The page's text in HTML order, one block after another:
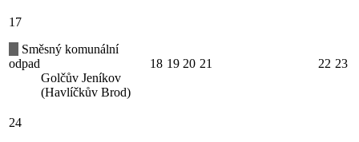
17
Směsný komunální
odpad
Golčův Jeníkov
(Havlíčkův Brod)
18 19 20 21 22 23
24